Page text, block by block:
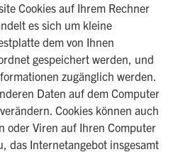
Cookies auf Ihrem Rechner
es sich um kleine
dem von Ihnen
gespeichert werden, und
zugänglich werden.
Daten auf dem Computer
Cookies können auch
oder Viren auf Ihren Computer
das Internetangebot insgesamt